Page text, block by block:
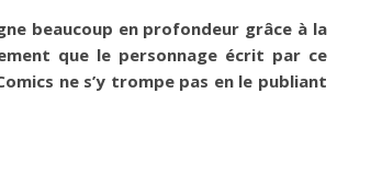
beaucoup en profondeur grâce à la
que le personnage écrit par ce
ne s’y trompe pas en le publiant